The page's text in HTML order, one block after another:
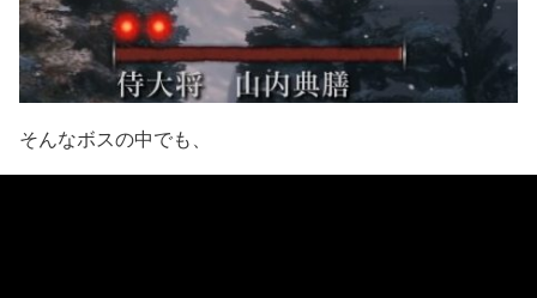
そんなボスの中でも、